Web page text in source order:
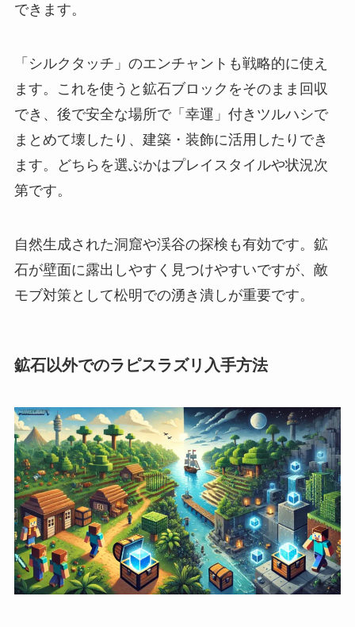
できます。
「シルクタッチ」のエンチャントも戦略的に使え
ます。これを使うと鉱石ブロックをそのまま回収
でき、後で安全な場所で「幸運」付きツルハシで
まとめて壊したり、建築・装飾に活用したりでき
ます。どちらを選ぶかはプレイスタイルや状況次
第です。
自然生成された洞窟や渓谷の探検も有効です。鉱
石が壁面に露出しやすく見つけやすいですが、敵
モブ対策として松明での湧き潰しが重要です。
鉱石以外でのラピスラズリ入手方法